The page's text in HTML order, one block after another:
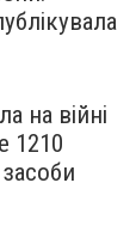
на війні
1210